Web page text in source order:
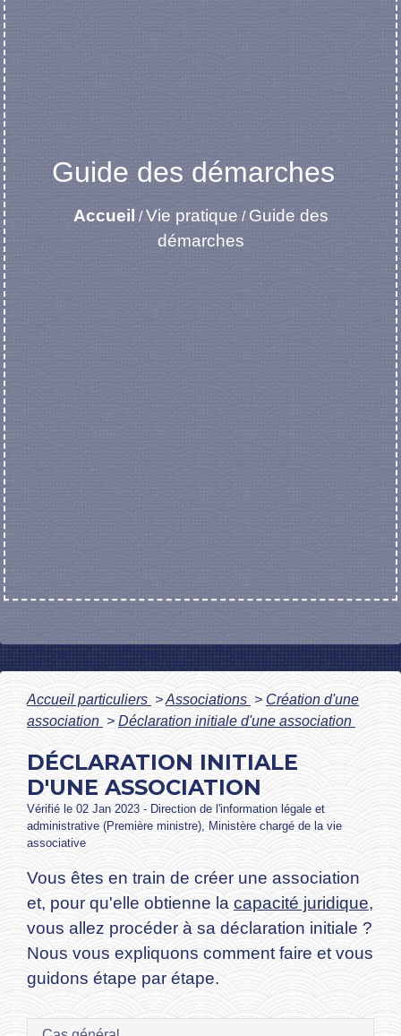
Guide des démarches
Accueil /Vie pratique/ Guide des
démarches
Accueil particuliers >Associations > Création d'une
association > Déclaration initiale d'une association
DÉCLARATION INITIALE
D'UNE ASSOCIATION
Vérifié le 02 Jan 2023 - Direction de l'information légale et
administrative (Première ministre), Ministère chargé de la vie
associative
Vous êtes en train de créer une association
et, pour qu'elle obtienne la capacité juridique,
vous allez procéder à sa déclaration initiale ?
Nous vous expliquons comment faire et vous
guidons étape par étape.